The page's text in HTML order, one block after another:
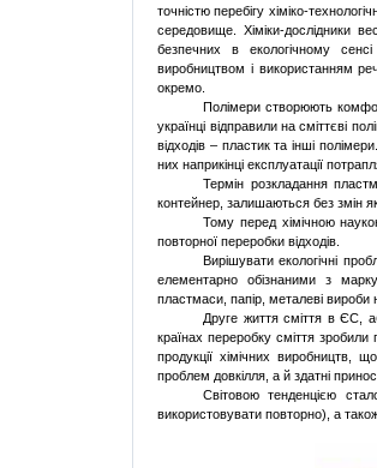
точністю перебігу хіміко-
середовище. Хіміки-дослідники
безпечних в екологічному
виробництвом і використанням
окремо.
Полімери створюють
українці відправили на сміттєві
відходів – пластик та інші
них наприкінці експлуатації
Термін розкладання
контейнер, залишаються без змін
Тому перед хімічною
повторної переробки відходів.
Вирішувати екологічні
елементарно обізнаними з
пластмаси, папір, металеві вироби
Друге життя сміття в ЄС,
країнах переробку сміття зробили
продукції хімічних виробництв,
проблем довкілля, а й здатні
Світовою тенденцією
використовувати повторно), а